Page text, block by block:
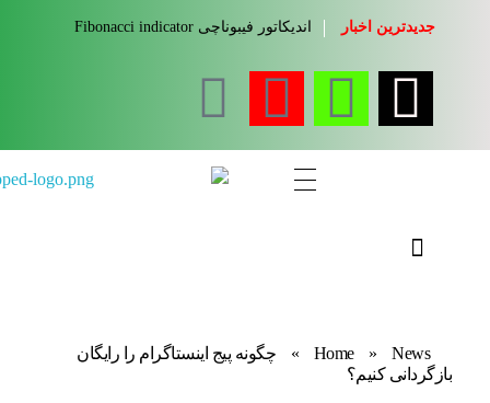
جدیدترین اخبار اندیکاتور فیبوناچی Fibonacci indicator
Home » News
»
چگونه پیج اینستاگرام را رایگان
بازگردانی کنیم؟